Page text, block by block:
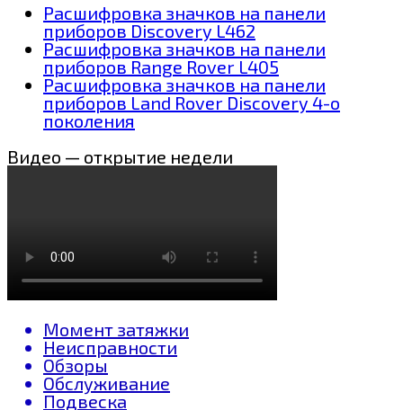
Расшифровка значков на панели
приборов Discovery L462
Расшифровка значков на панели
приборов Range Rover L405
Расшифровка значков на панели
приборов Land Rover Discovery 4-о
поколения
Видео — открытие недели
Момент затяжки
Неисправности
Обзоры
Обслуживание
Подвеска